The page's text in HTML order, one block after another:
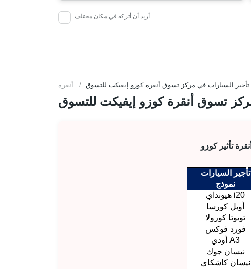
أريد أن أتركه في مكان مختلف
أنقرة تأجير السيارات في مركز تسوق أنقرة كوزو إيفيكت للتسوق
تسوق أنقرة كوزو إيفيكت للتسوق
تأجير السيارات
نموذج
هيونداي i20
أوبل كورسا
تويوتا كورولا
فورد فوكس
أودي A3
نيسان جوك
نيسان كاشكاي